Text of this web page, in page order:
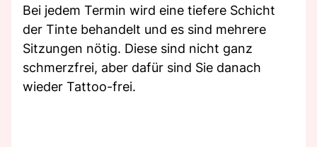
Bei jedem Termin wird eine tiefere Schicht
der Tinte behandelt und es sind mehrere
Sitzungen nötig. Diese sind nicht ganz
schmerzfrei, aber dafür sind Sie danach
wieder Tattoo-frei.